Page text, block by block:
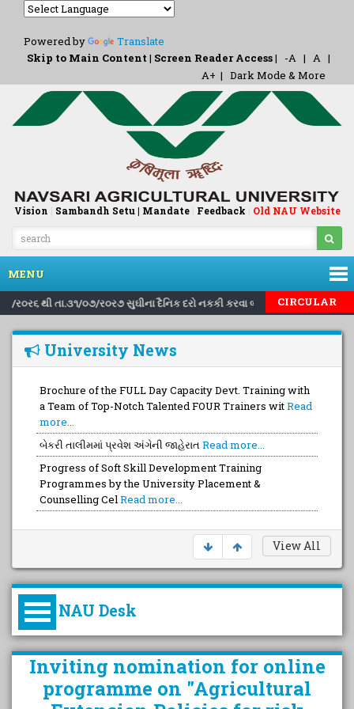
Powered by
Translate
Skip to Main Content | Screen Reader Access| -A | A |
A+ | Dark Mode & More
Vision | Sambandh Setu | Mandate| Feedback | Old NAU Website
MENU
થી તા.૩૧/૦૭/ર૦ર૭ સુઘીના દૈનિક દરો નકકી કરવા બાબત.. | |Inviting
CIRCULAR
University News
Brochure of the FULL Day Capacity Devt. Training with
a Team of Top-Notch Talented FOUR Trainers witRead
more...
બેકરી તાલીમમાં પ્રવેશ અંગેની જાહેરાત Read more...
Progress of Soft Skill Development Training
Programmes by the University Placement &
Counselling CelRead more...
View All
NAU Desk
કુલપતિની પરિવર્તનકારી પહેલનું
વિહંગાવલોકન (ઓક્ટોબર ૨૦૨૦-૨૦૨૫)
Inviting nomination for online
programme on "Agricultural